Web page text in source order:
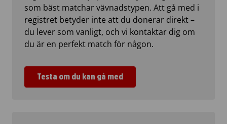
som bäst matchar vävnadstypen. Att gå med i
registret betyder inte att du donerar direkt –
du lever som vanligt, och vi kontaktar dig om
du är en perfekt match för någon.
Testa om du kan gå med